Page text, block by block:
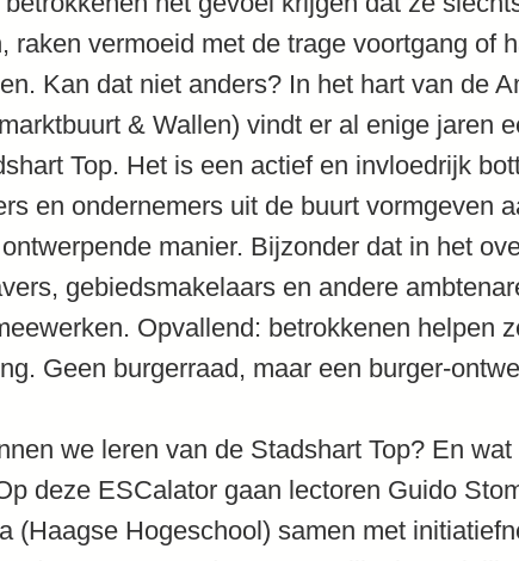
raken vermoeid met de trage voortgang of
Kan dat niet anders? In het hart van de
& Wallen) vindt er al enige jaren
Top. Het is een actief en invloedrijk
en ondernemers uit de buurt vormgeven
manier. Bijzonder dat in het
gebiedsmakelaars en andere
Opvallend: betrokkenen helpen
Geen burgerraad, maar een burger-
we leren van de Stadshart Top? En
deze ESCalator gaan lectoren Guido
(Haagse Hogeschool) samen met